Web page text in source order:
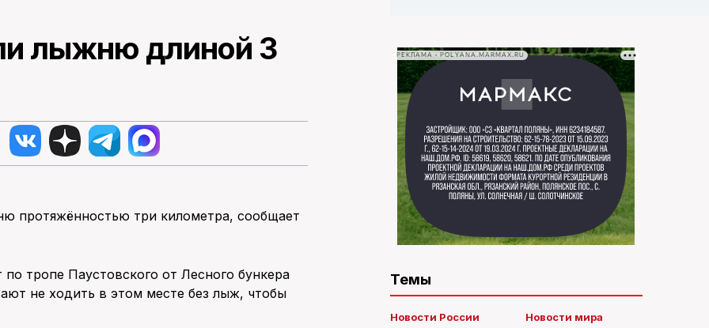
лыжню длиной 3
протяжённостью три километра, сообщает
тропе Паустовского от Лесного бункера
не ходить в этом месте без лыж, чтобы
РЕКЛАМА • POLYANA.MARMAX.RU
Темы
Новости России Новости мира